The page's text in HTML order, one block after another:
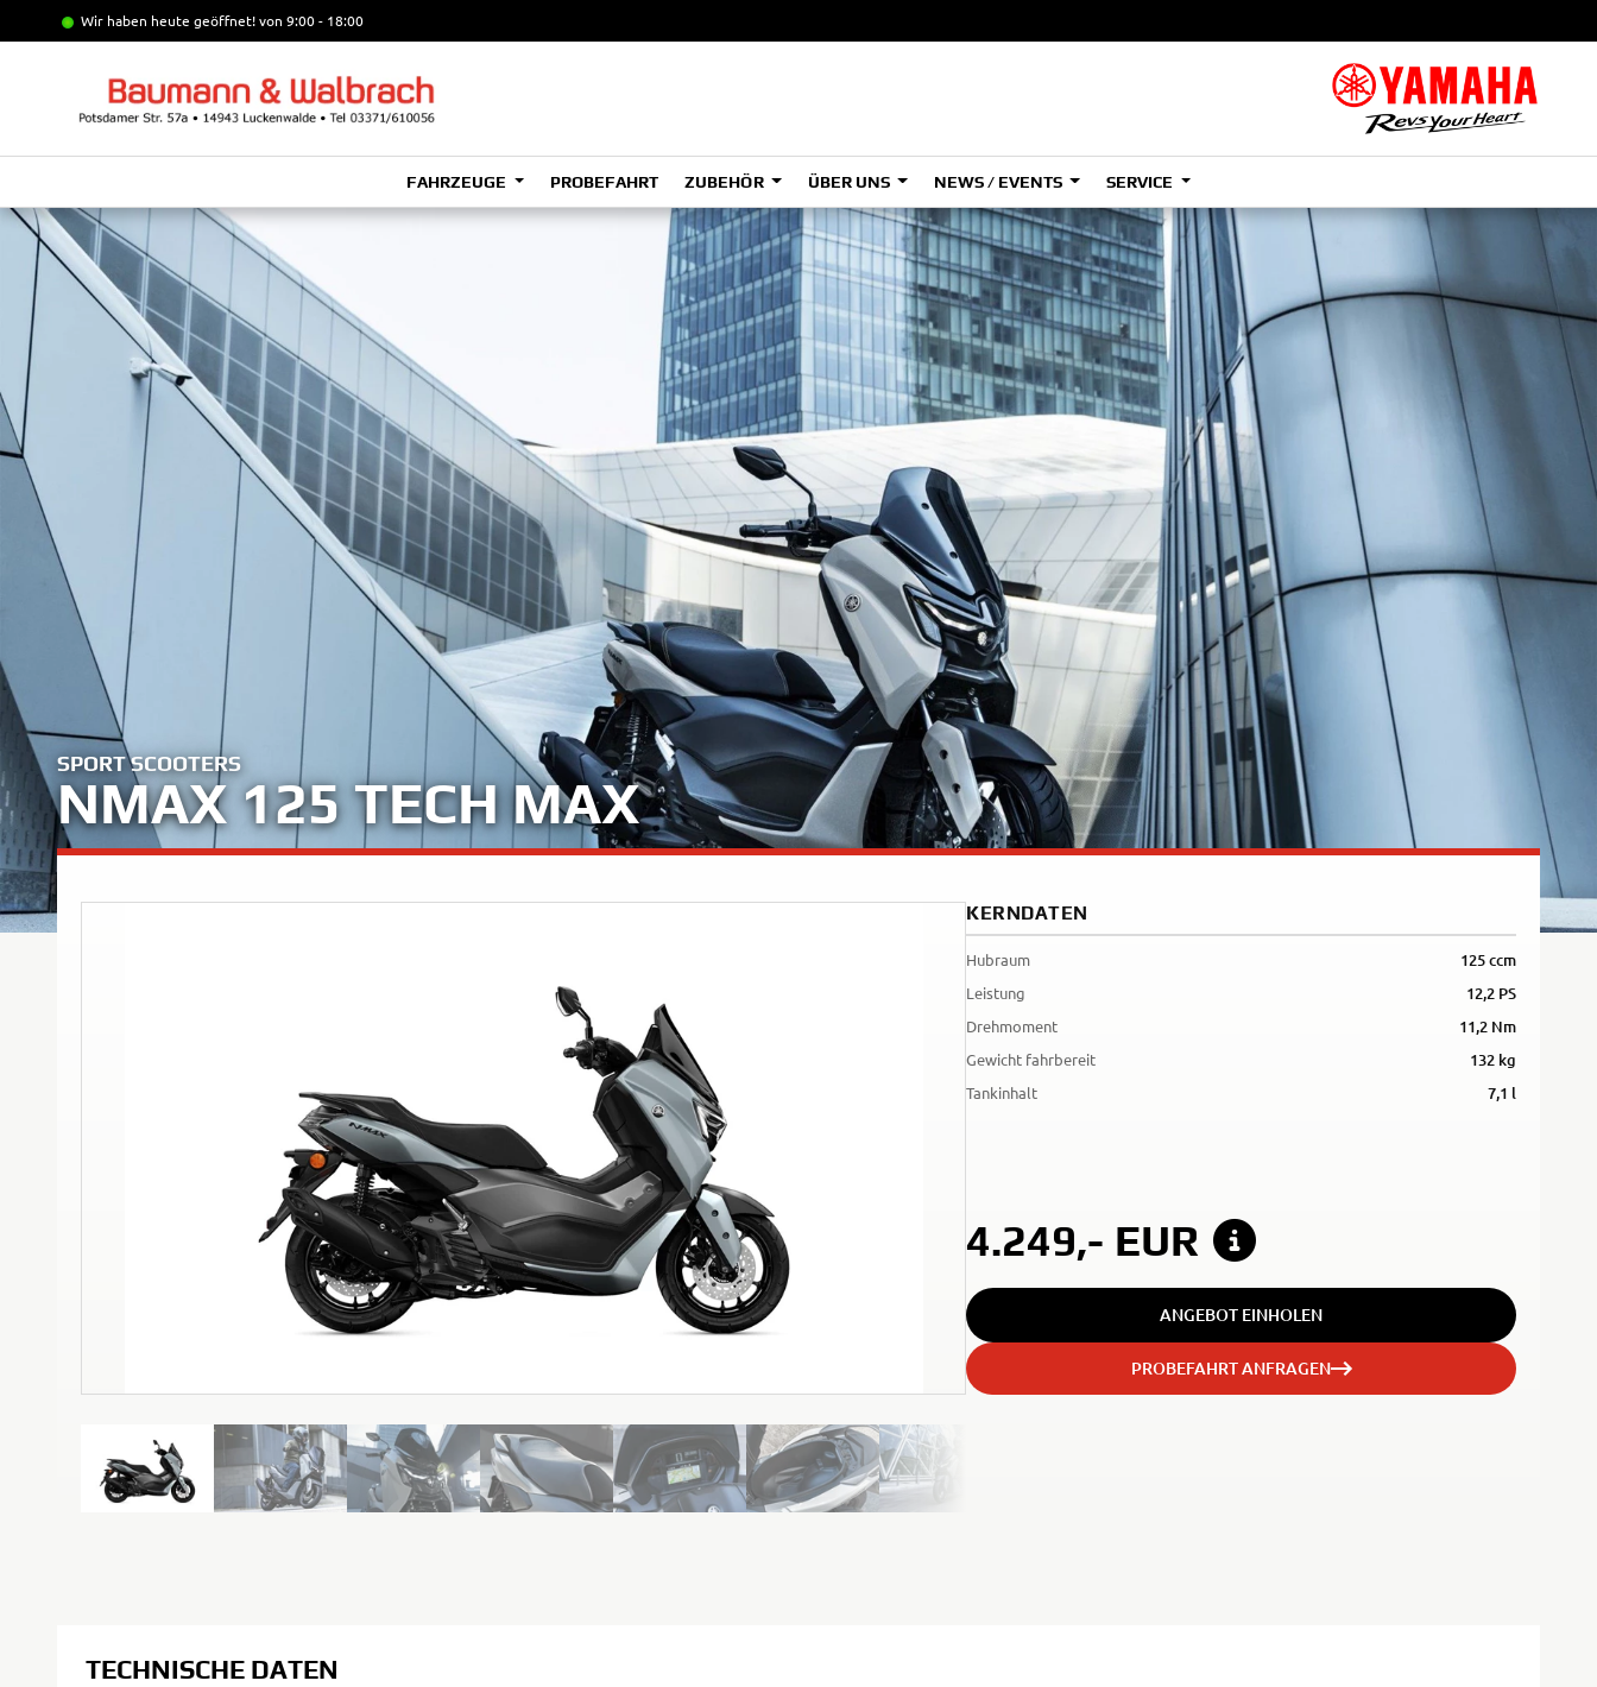
Wir haben heute geöffnet!von 9:00 - 18:00
FAHRZEUGE
ADVENTURE
HYPER NAKED
SPORT HERITAGE
SPORT TOURING
SUPERSPORT
A
Tenere
700
A
Tenere
(Low)
A2
Tenere
700
(Low)
35kW
A2
Tenere
700
35kW
Tenere
700
Rally
A2
Tenere
700
Rally
35kW
A
Tenere
700
World
Raid
A1
WR125R
PROBEFAHRT ZUBEHÖR ÜBER UNS NEWS / EVENTS SERVICE
SPORT SCOOTERS
NMAX 125 TECH MAX
KERNDATEN
Hubraum 125 ccm
Leistung 12,2 PS
Drehmoment 11,2 Nm
Gewicht fahrbereit 132 kg
Tankinhalt 7,1 l
4.249,- EUR
ANGEBOT EINHOLEN
PROBEFAHRT ANFRAGEN
TECHNISCHE DATEN